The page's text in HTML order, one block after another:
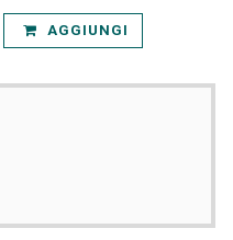
AGGIUNGI